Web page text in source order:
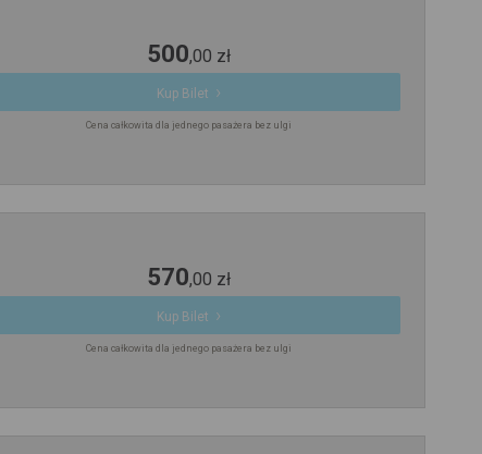
500,00 zł
Kup Bilet
Cena całkowita dla jednego pasażera bez ulgi
570,00 zł
Kup Bilet
Cena całkowita dla jednego pasażera bez ulgi